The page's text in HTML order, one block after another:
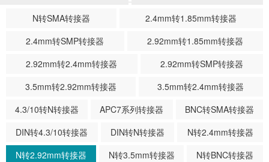
N转SMA转接器
2.4mm转1.85mm转接器
2.4mm转SMP转接器
2.92mm转1.85mm转接器
2.92mm转2.4mm转接器
2.92mm转SMP转接器
3.5mm转2.92mm转接器
3.5mm转2.4mm转接器
4.3/10转N转接器
APC7系列转接器
BNC转SMA转接器
DIN转4.3/10转接器
DIN转N转接器
N转2.4mm转接器
N转2.92mm转接器
N转3.5mm转接器
N转BNC转接器